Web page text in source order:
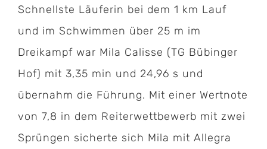
Schnellste Läuferin bei dem 1 km Lauf
und im Schwimmen über 25 m im
Dreikampf war Mila Calisse (TG Bübinger
Hof) mit 3,35 min und 24,96 s und
übernahm die Führung. Mit einer Wertnote
von 7,8 in dem Reiterwettbewerb mit zwei
Sprüngen sicherte sich Mila mit Allegra